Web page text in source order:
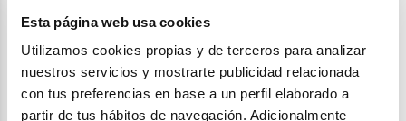
Esta página web usa cookies
Utilizamos cookies propias y de terceros para analizar
nuestros servicios y mostrarte publicidad relacionada
con tus preferencias en base a un perfil elaborado a
partir de tus hábitos de navegación. Adicionalmente
Facebook
X LinkedIn
WhatsApp
Email
CONTENIDO RELACIONADO